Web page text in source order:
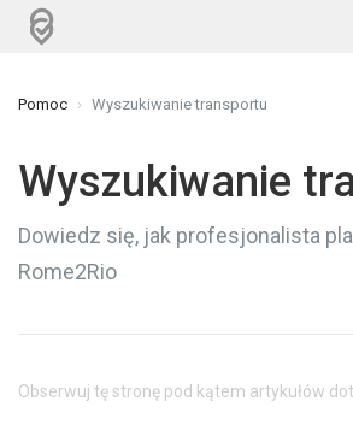
Pomoc Wyszukiwanie transportu
Wyszukiwanie
Dowiedz się, jak profesjonalista
Rome2Rio
Obserwuj tę stronę pod kątem artykułów